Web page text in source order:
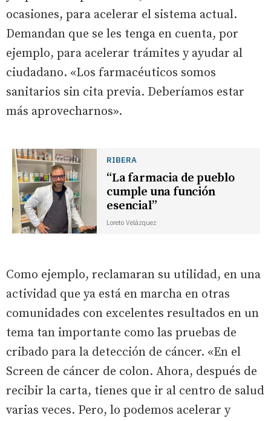
ocasiones, para acelerar el sistema actual.
Demandan que se les tenga en cuenta, por
ejemplo, para acelerar trámites y ayudar al
ciudadano. «Los farmacéuticos somos
sanitarios sin cita previa. Deberíamos estar
más aprovecharnos».
RIBERA
“La farmacia de pueblo
cumple una función
esencial”
Loreto Velázquez
Como ejemplo, reclamaran su utilidad, en una
actividad que ya está en marcha en otras
comunidades con excelentes resultados en un
tema tan importante como las pruebas de
cribado para la detección de cáncer. «En el
Screen de cáncer de colon. Ahora, después de
recibir la carta, tienes que ir al centro de salud
varias veces. Pero, lo podemos acelerar y